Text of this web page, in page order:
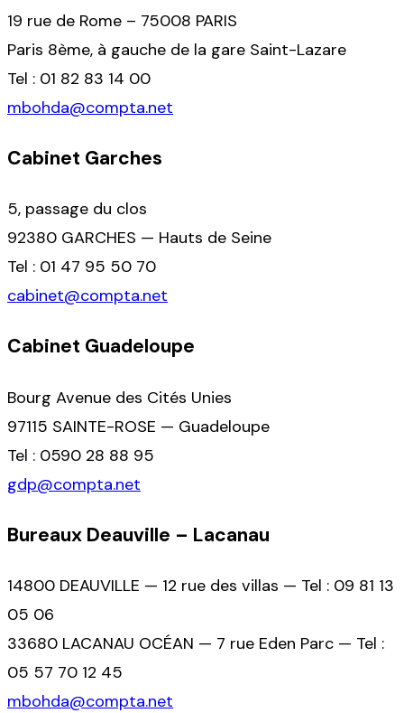
19 rue de Rome – 75008 PARIS
Paris 8ème, à gauche de la gare Saint-Lazare
Tel : 01 82 83 14 00
mbohda@compta.net
Cabinet Garches
5, passage du clos
92380 GARCHES — Hauts de Seine
Tel : 01 47 95 50 70
cabinet@compta.net
Cabinet Guadeloupe
Bourg Avenue des Cités Unies
97115 SAINTE-ROSE — Guadeloupe
Tel : 0590 28 88 95
gdp@compta.net
Bureaux Deauville – Lacanau
14800 DEAUVILLE — 12 rue des villas — Tel : 09 81 13
05 06
33680 LACANAU OCÉAN — 7 rue Eden Parc — Tel :
05 57 70 12 45
mbohda@compta.net